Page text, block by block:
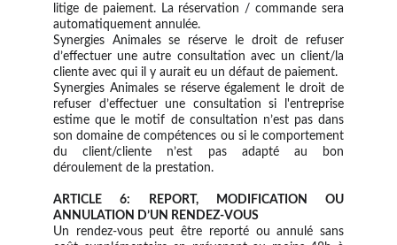
litige de paiement. La réservation / commande sera
automatiquement annulée.
​Synergies Animales se réserve le droit de refuser
d’effectuer une autre consultation avec un client/la
cliente avec qui il y aurait eu un défaut de paiement.
​Synergies Animales se réserve également le droit de
refuser d’effectuer une consultation si l'entreprise
estime que le motif de consultation n’est pas dans
son domaine de compétences ou si le comportement
du client/cliente n’est pas adapté au bon
déroulement de la prestation. ​
ARTICLE 6: REPORT, MODIFICATION OU
ANNULATION D’UN RENDEZ-VOUS
​Un rendez-vous peut être reporté ou annulé sans